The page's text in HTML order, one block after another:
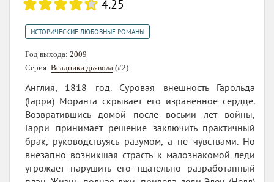
4.25
ИСТОРИЧЕСКИЕ ЛЮБОВНЫЕ РОМАНЫ
Год выхода: 2009
Серия: Всадники дьявола (#2)
Англия, 1818 год. Суровая внешность Гарольда
(Гарри) Моранта скрывает его израненное сердце.
Возвратившись домой после восьми лет войны,
Гарри принимает решение заключить практичный
брак, руководствуясь разумом, а не чувствами. Но
внезапно возникшая страсть к малознакомой леди
угрожает нарушить его тщательно разработанный